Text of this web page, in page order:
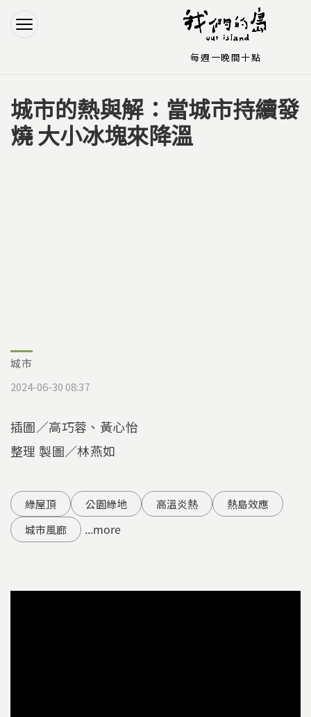
Jump to Navigation
Jump to Main content
您在這裡
城市的熱與解：當城市持續發
燒 大小冰塊來降溫
城市
2024-06-30 08:37
插圖／高巧蓉、黃心怡
整理 製圖／林燕如
綠屋頂 公園綠地 高溫炎熱
熱島效應
城市風廊
...more
每週一晚間十點